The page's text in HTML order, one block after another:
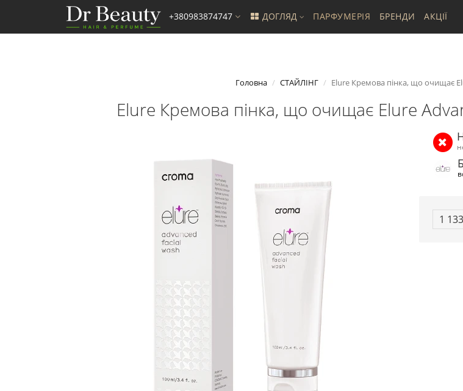
+380983874747 ДОГЛЯД ПАРФУМЕРІЯ БРЕНДИ АКЦІЇ
Головна СТАЙЛІНГ Elure Кремова пінка, що очищає
Elure Кремова пінка, що очищає Elure
1